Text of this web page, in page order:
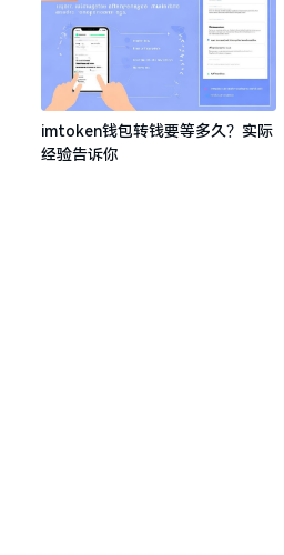
imtoken钱包转钱要等多久？实际
经验告诉你